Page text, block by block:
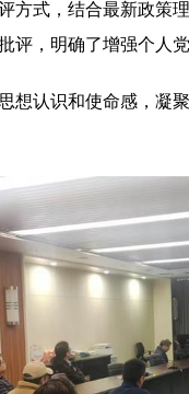
方式，结合最新政策
评，明确了增强个人
想认识和使命感，凝